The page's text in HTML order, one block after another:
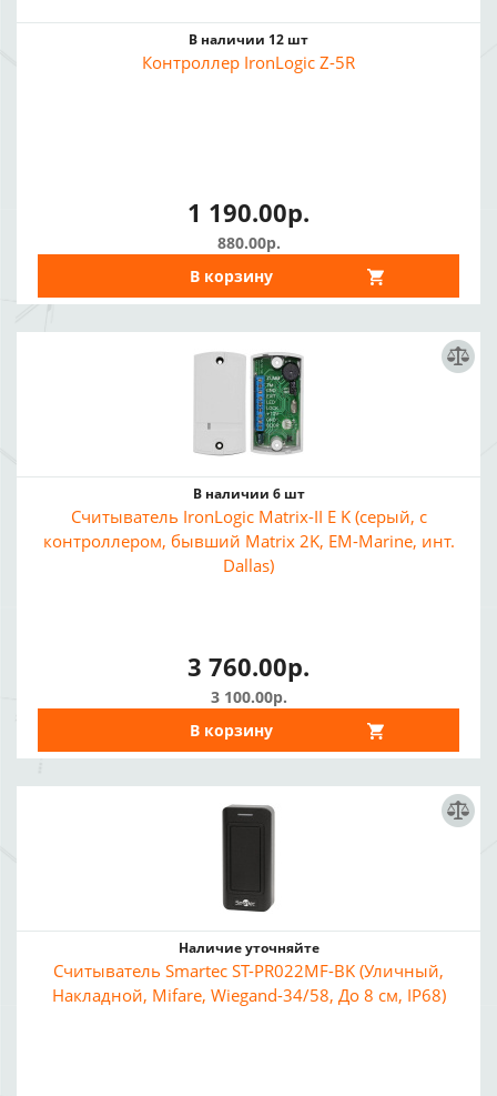
В наличии 12 шт
Контроллер IronLogic Z-5R
1 190.00р.
880.00р.
В корзину
В наличии 6 шт
Считыватель IronLogic Matrix-II E K (серый, с
контроллером, бывший Matrix 2K, EM-Marine, инт.
Dallas)
3 760.00р.
3 100.00р.
В корзину
Наличие уточняйте
Считыватель Smartec ST-PR022MF-BK (Уличный,
Накладной, Mifare, Wiegand-34/58, До 8 см, IP68)